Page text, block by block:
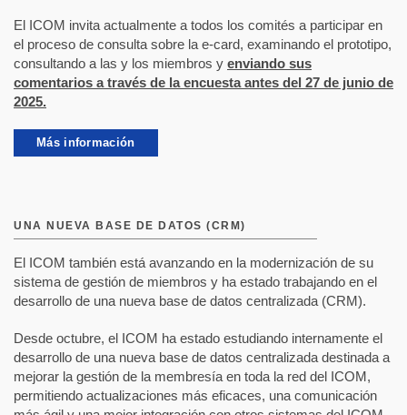
El ICOM invita actualmente a todos los comités a participar en
el proceso de consulta sobre la e-card, examinando el prototipo,
consultando a las y los miembros y enviando sus
comentarios a través de la encuesta antes del 27 de junio de
2025.
Más información
UNA NUEVA BASE DE DATOS (CRM)
El ICOM también está avanzando en la modernización de su
sistema de gestión de miembros y ha estado trabajando en el
desarrollo de una nueva base de datos centralizada (CRM).
Desde octubre, el ICOM ha estado estudiando internamente el
desarrollo de una nueva base de datos centralizada destinada a
mejorar la gestión de la membresía en toda la red del ICOM,
permitiendo actualizaciones más eficaces, una comunicación